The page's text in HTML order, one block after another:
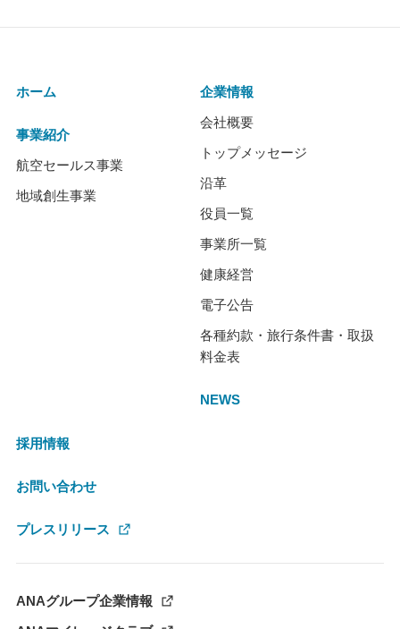
ホーム
事業紹介
航空セールス事業
地域創生事業
企業情報
会社概要
トップメッセージ
沿革
役員一覧
事業所一覧
健康経営
電子公告
各種約款・旅行条件書・取扱
料金表
NEWS
採用情報
お問い合わせ
プレスリリース
ANAグループ企業情報